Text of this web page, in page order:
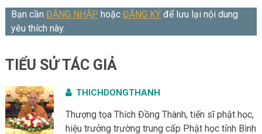
Bạn cần ĐĂNG NHẬP hoặc ĐĂNG KÝđể lưu lại nội dung
yêu thích này.
TIỂU SỬ TÁC GIẢ
THICHDONGTHANH
Thượng tọa Thích Đồng Thành, tiến sĩ phật học,
hiệu trưởng trường trung cấp Phật học tỉnh Bình